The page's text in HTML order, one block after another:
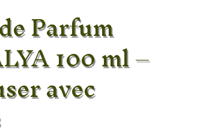
Parfum
100 ml –
avec